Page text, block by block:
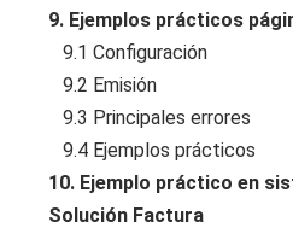
9. Ejemplos prácticos
9.1 Configuración
9.2 Emisión
9.3 Principales errores
9.4 Ejemplos prácticos
10. Ejemplo práctico en
Solución Factura